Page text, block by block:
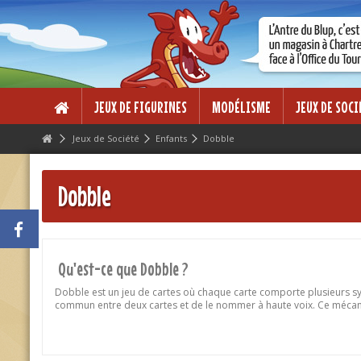
Lorem ipsum dolor sit amet
Lorem ipsum dolor sit amet, consectetur adipisicing elit, sed do
dolore magna aliqua. Ut enim ad minim veniam, quis nostrud
ea commodo consequat.
JEUX DE FIGURINES MODÉLISME JEUX DE
Jeux de Société Enfants Dobble
Dobble
Qu'est-ce que Dobble ?
Dobble est un jeu de cartes où chaque carte comporte plusieurs
commun entre deux cartes et de le nommer à haute voix. Ce